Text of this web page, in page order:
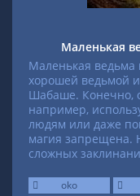
Маленькая
Маленькая ведьма
хорошей ведьмой
Шабаше. Конечно,
например,
людям или даже
магия запрещена.
сложных
oko